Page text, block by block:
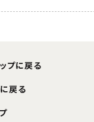
プに戻る
戻る